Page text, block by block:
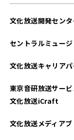
文化放送開発セン
セントラルミュー
文化放送キャリア
東京音研放送サー
文化放送iCraft
文化放送メディア